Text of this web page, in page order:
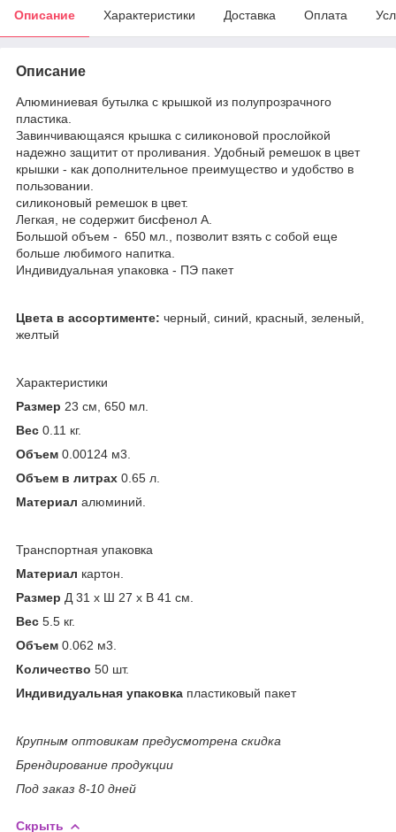
Описание Характеристики Доставка Оплата
Описание
Алюминиевая бутылка с крышкой из полупрозрачного
пластика.
Завинчивающаяся крышка с силиконовой прослойкой
надежно защитит от проливания. Удобный ремешок в цвет
крышки - как дополнительное преимущество и удобство в
пользовании.
силиконовый ремешок в цвет.
Легкая, не содержит бисфенол А.
Большой объем - 650 мл., позволит взять с собой еще
больше любимого напитка.
Индивидуальная упаковка - ПЭ пакет
Цвета в ассортименте: черный, синий, красный, зеленый,
желтый
Характеристики
Размер 23 см, 650 мл.
Вес 0.11 кг.
Объем 0.00124 м3
Объем в литрах 0.65 л.
Материал алюминий.
Транспортная упаковка
Материал картон.
Размер Д 31 x Ш 27 x В 41 см.
Вес 5.5 кг.
Объем 0.062 м3
Количество 50 шт.
Индивидуальная упаковка пластиковый пакет
Крупным оптовикам предусмотрена скидка
Брендирование продукции
Под заказ 8-10 дней
Скрыть